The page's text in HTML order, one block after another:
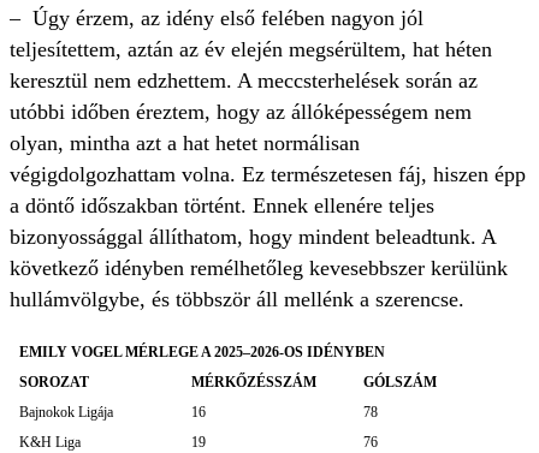
– Úgy érzem, az idény első felében nagyon jól
teljesítettem, aztán az év elején megsérültem, hat héten
keresztül nem edzhettem. A meccsterhelések során az
utóbbi időben éreztem, hogy az állóképességem nem
olyan, mintha azt a hat hetet normálisan
végigdolgozhattam volna. Ez természetesen fáj, hiszen épp
a döntő időszakban történt. Ennek ellenére teljes
bizonyossággal állíthatom, hogy mindent beleadtunk. A
következő idényben remélhetőleg kevesebbszer kerülünk
hullámvölgybe, és többször áll mellénk a szerencse.
EMILY VOGEL MÉRLEGE A 2025–2026-OS IDÉNYBEN
SOROZAT
MÉRKŐZÉSSZÁM
GÓLSZÁM
Bajnokok Ligája
16
78
K&H Liga
19
76